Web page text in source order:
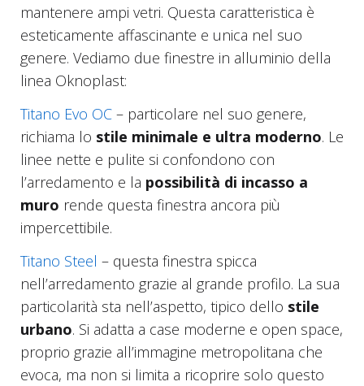
mantenere ampi vetri. Questa caratteristica è
esteticamente affascinante e unica nel suo
genere. Vediamo due finestre in alluminio della
linea Oknoplast:
Titano Evo OC – particolare nel suo genere,
richiama lo stile minimale e ultra moderno. Le
linee nette e pulite si confondono con
l’arredamento e la possibilità di incasso a
muro rende questa finestra ancora più
impercettibile.
Titano Steel – questa finestra spicca
nell’arredamento grazie al grande profilo. La sua
particolarità sta nell’aspetto, tipico dello stile
urbano. Si adatta a case moderne e open space,
proprio grazie all’immagine metropolitana che
evoca, ma non si limita a ricoprire solo questo